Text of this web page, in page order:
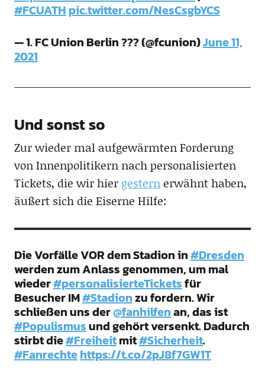
#FCUATHpic.twitter.com/NesCsgbYCS
— 1. FC Union Berlin ??? (@fcunion)June 11,
2021
Und sonst so
Zur wieder mal aufgewärmten Forderung
von Innenpolitikern nach personalisierten
Tickets, die wir hier gesternerwähnt haben,
äußert sich die Eiserne Hilfe:
Die Vorfälle VOR dem Stadion in#Dresden
werden zum Anlass genommen, um mal
wieder#personalisierteTicketsfür
Besucher IM#Stadionzu fordern. Wir
schließen uns der@fanhilfenan, das ist
#Populismusund gehört versenkt. Dadurch
stirbt die#Freiheitmit#Sicherheit.
#Fanrechtehttps://t.co/2pJ8f7GW1T